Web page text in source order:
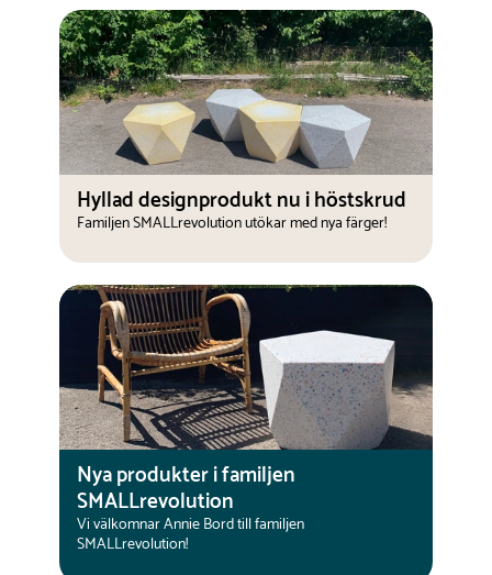
Hyllad designprodukt nu i höstskrud
Familjen SMALLrevolution utökar med nya färger!
Nya produkter i familjen
SMALLrevolution
Vi välkomnar Annie Bord till familjen
SMALLrevolution!